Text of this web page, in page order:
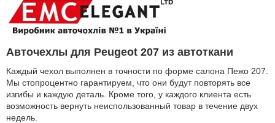
Авточехлы для Peugeot 207 из автоткани
Каждый чехол выполнен в точности по форме салона Пежо 207.
Мы стопроцентно гарантируем, что они будут повторять все
изгибы и каждую деталь. Кроме того, у каждого клиента есть
возможность вернуть неиспользованный товар в течение двух
недель.